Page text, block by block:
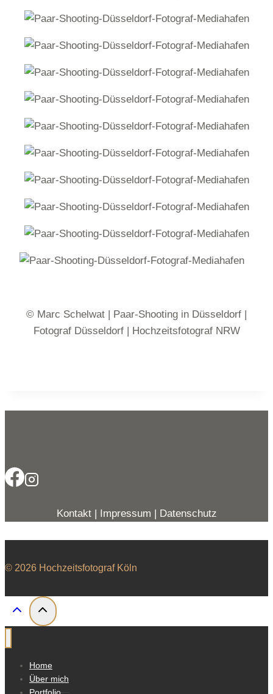
© Marc Schelwat | Paar-Shooting in Düsseldorf |
Fotograf Düsseldorf | Hochzeitsfotograf NRW
Kontakt | Impressum | Datenschutz
© 2026 Hochzeitsfotograf Köln
Home
Über mich
Portfolio